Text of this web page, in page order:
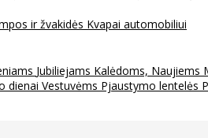
ir žvakidės Kvapai automobiliui
Jubiliejams Kalėdoms, Naujiems
dienai Vestuvėms Pjaustymo lentelės